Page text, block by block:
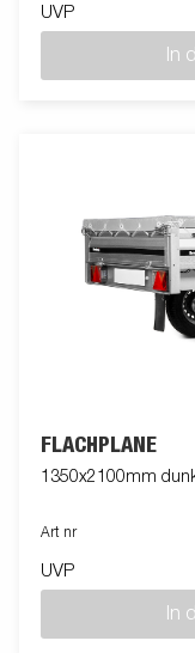
UVP
In
FLACHPLANE
1350x2100mm
Art nr
UVP
In